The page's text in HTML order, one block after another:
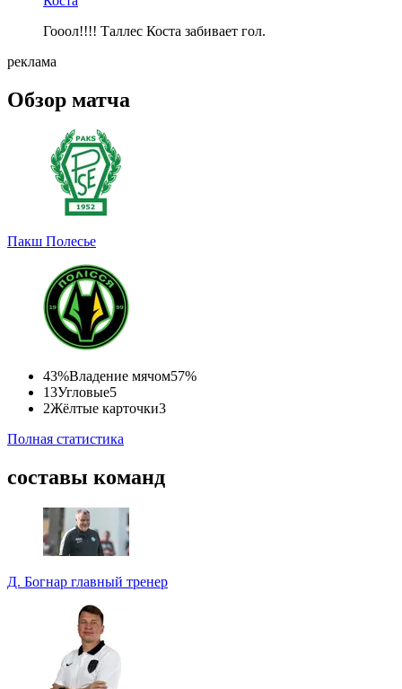
Гооол!!!! Таллес Коста забивает гол.
реклама
Обзор матча
Пакш Полесье
43%Владение мячом57%
13Угловые5
2Жёлтые карточки3
Полная статистика
составы команд
Д. Богнар главный тренер